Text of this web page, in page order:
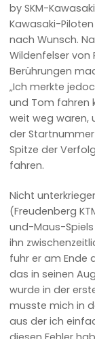
by SKM-
Kawasaki-
nach Wunsch.
Wildenfelser von
Berührungen
„Ich merkte
und Tom fahren
weit weg waren,
der
Spitze der
fahren.
Nicht
(Freudenberg
und-Maus-
ihn
fuhr er am Ende
das in seinen
wurde in der
musste mich in
aus der ich